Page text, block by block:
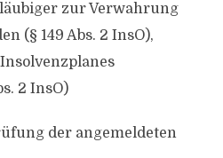
zur Verwahrung
(§ 149 Abs. 2 InsO),
2 InsO)
der angemeldeten